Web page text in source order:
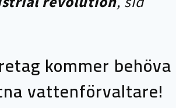
kommer behöva
vattenförvaltare!